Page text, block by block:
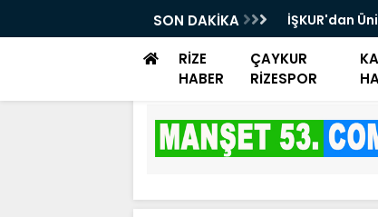
SON DAKİKA
Günü düzenlendi
İŞKUR'dan
Danışmanlık
RİZE
HABER
ÇAYKUR
RİZESPOR